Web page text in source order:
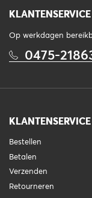
KLANTENSERVICE
Op werkdagen
0475-
KLANTENSERVICE
Bestellen
Betalen
Verzenden
Retourneren